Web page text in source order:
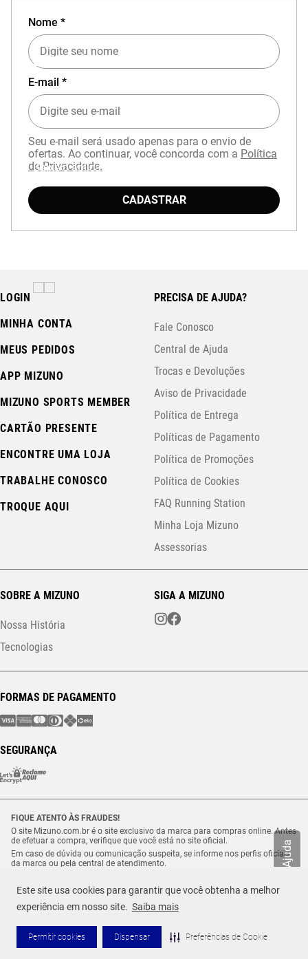
Este site usa cookies para garantir que você obtenha a melhor
experiência em nosso site. Saiba mais
Permitir cookies Dispensar Preferências de Cookie
Ajuda
TAMANHO
Selecione o seu tamanho
ADICIONAR AO CARRINHO
EXPERIÊNCIA MIZUNO NO APP
Baixe o aplicativo Mizuno e garanta
com cupomAPP15.
Nome *
E-mail *
Seu e-mail será usado apenas para o envio de
ofertas. Ao continuar, você concorda com a Política
de Privacidade.
CADASTRAR
LOGIN
MINHA CONTA
MEUS PEDIDOS
APP MIZUNO
MIZUNO SPORTS MEMBER
CARTÃO PRESENTE
ENCONTRE UMA LOJA
TRABALHE CONOSCO
TROQUE AQUI
PRECISA DE AJUDA?
Fale Conosco
Central de Ajuda
Trocas e Devoluções
Aviso de Privacidade
Política de Entrega
Políticas de Pagamento
Política de Promoções
Política de Cookies
FAQ Running Station
Minha Loja Mizuno
Assessorias
SOBRE A MIZUNO
Nossa História
Tecnologias
SIGA A MIZUNO
FORMAS DE PAGAMENTO
SEGURANÇA
FIQUE ATENTO ÀS FRAUDES!
O site Mizuno.com.br é o site exclusivo da marca para compras online. Antes
de efetuar a compra, verifique que você está no site oficial.
Em caso de dúvida ou comunicação suspeita, se informe nos perfis oficiais
da marca ou pela central de atendimento.
© 2026 MIZUNO TODOS OS DIREITOS RESERVADOS.
Vulcabras – SP Comércio de Artigos Esportivos Ltda. – CNPJ
Estrada Municipal Luiz Lopes Neto, n.º 21 – Tenentes – CEP. 37.640-000 –
Extrema/MG